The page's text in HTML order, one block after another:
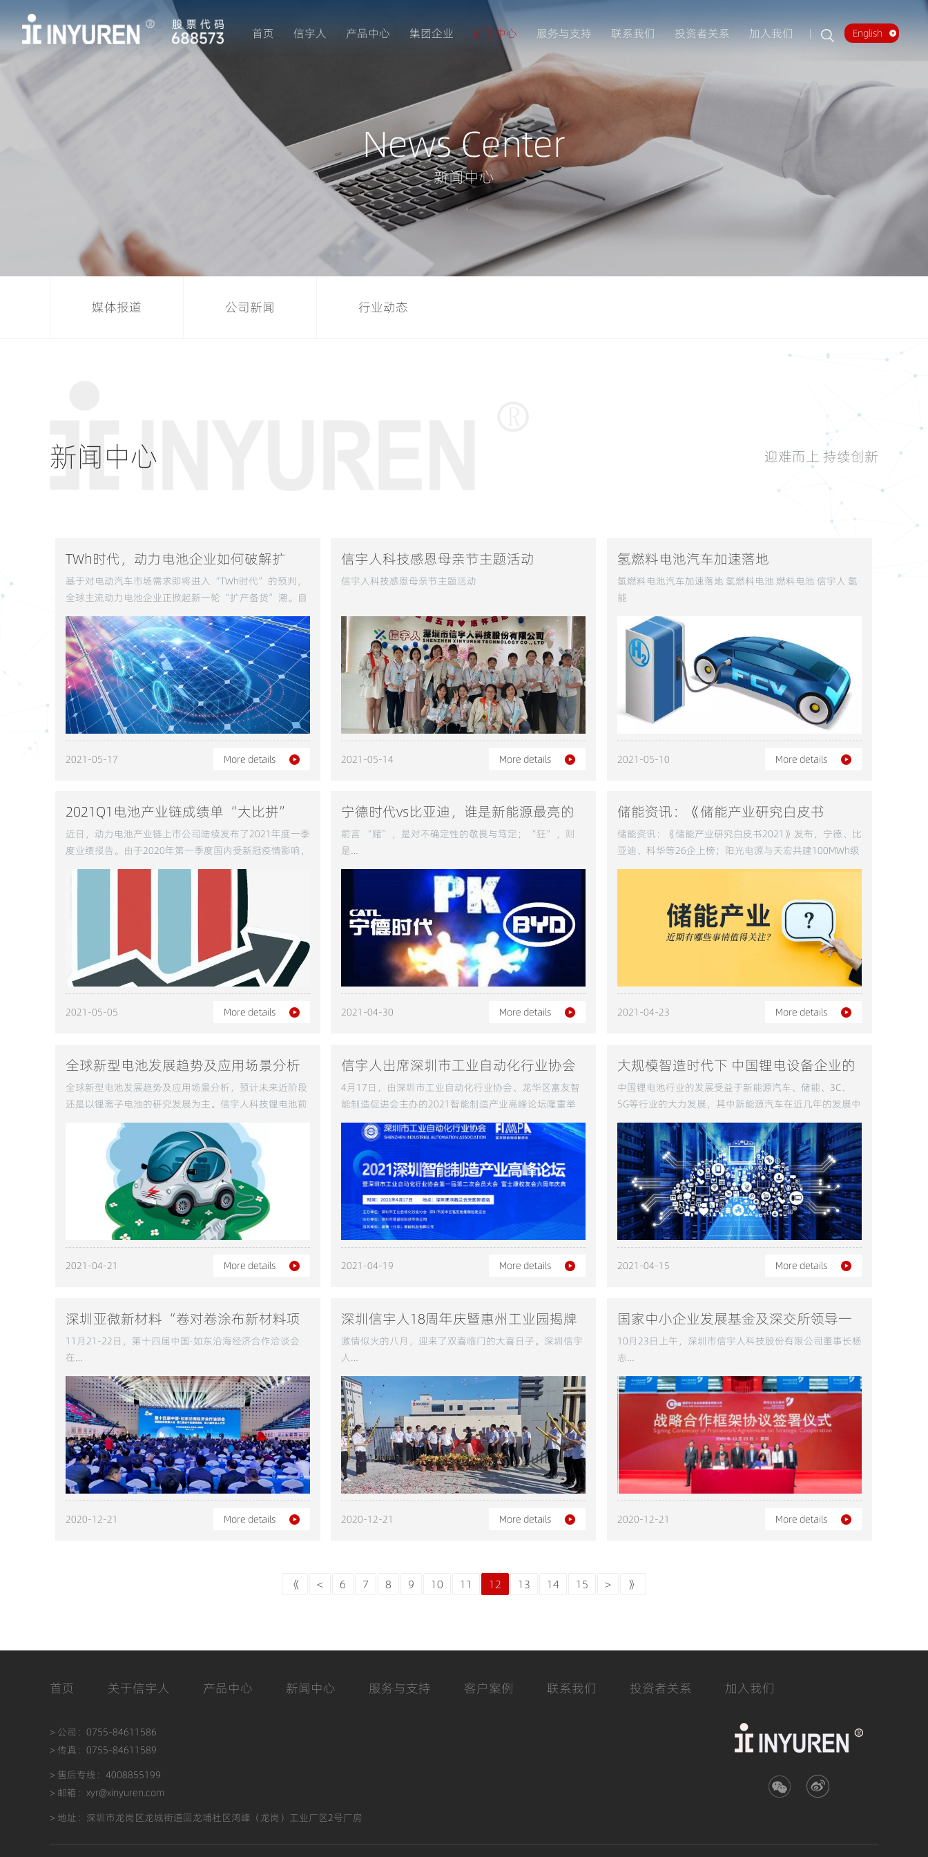
English
首页 信宇人 产品中心 集团企业 新闻中心 服务与支持 联系我们 投资者关系 加入我们
News Center
新闻中心
媒体报道 公司新闻 行业动态
新闻中心 迎难而上 持续创新
TWh时代，动力电池企业如何破解扩
产“困局”？
基于对电动汽车市场需求即将进入“TWh时代”的预判，
全球主流动力电池企业正掀起新一轮“扩产备货”潮。自
2020年下半年以来，宁德时代、LG新能源、比亚迪、亿
纬锂能、中航锂电、蜂巢能源、远景AESC等动力电池企业
悉数斥资数百亿元，在全球进行动力电池项目布局。
2021-05-17 More details
信宇人科技感恩母亲节主题活动
信宇人科技感恩母亲节主题活动
2021-05-14 More details
氢燃料电池汽车加速落地
氢燃料电池汽车加速落地 氢燃料电池 燃料电池 信宇人 氢
能
2021-05-10 More details
2021Q1电池产业链成绩单“大比拼”
近日，动力电池产业链上市公司陆续发布了2021年度一季
度业绩报告。由于2020年第一季度国内受新冠疫情影响，
多数产业被迫停产，业绩数据较差，因而在国内经济得到
稳健恢复的2021年，锂电产业链上市公司绝大多数业绩出
2021-05-05 More details
宁德时代vs比亚迪，谁是新能源最亮的
星？
前言 “赌”，是对不确定性的敬畏与笃定；“狂”，则
是…
2021-04-30 More details
储能资讯：《储能产业研究白皮书
2021》发布，宁德、比亚迪、科华等26
企上榜；阳光电源与天宏共建100MWh
级储能实证基地
储能资讯：《储能产业研究白皮书2021》发布，宁德、比
亚迪、科华等26企上榜；阳光电源与天宏共建100MWh级
储能实证基地
2021-04-23 More details
全球新型电池发展趋势及应用场景分析
全球新型电池发展趋势及应用场景分析，预计未来近阶段
还是以锂离子电池的研究发展为主。信宇人科技锂电池前
段、中段自动化设备智能制造解决方案。
2021-04-21 More details
信宇人出席深圳市工业自动化行业协会
2021智能制造产业高峰论坛暨首届二次
会员大会
4月17日，由深圳市工业自动化行业协会、龙华区富友智
能制造促进会主办的2021智能制造产业高峰论坛隆重举
行！协会发起人之一信宇人科技出席本次论坛会议并与参
会企业代表深入交流。来自智能制造产业的诸多行业专家
分享了各自研究领域的成果报告。信宇人科技践行工业自
动化已有19年的历程。尤其在新能源锂电池自动化智能设
备方面，覆盖前段涂布、辊压、分切、中段自动化烘烤线
以及电芯组装自动化线等。
2021-04-19 More details
大规模智造时代下 中国锂电设备企业的
新机遇
中国锂电池行业的发展受益于新能源汽车、储能、3C、
5G等行业的大力发展，其中新能源汽车在近几年的发展中
属于爆发式增长。这种引擎将中国锂电设备市场规模推到
了新的高度。
2021-04-15 More details
深圳亚微新材料“卷对卷涂布新材料项
目”在江苏成功签约
11月21-22日，第十四届中国·如东沿海经济合作洽谈会
在…
2020-12-21 More details
深圳信宇人18周年庆暨惠州工业园揭牌
仪式隆重举行
激情似火的八月，迎来了双喜临门的大喜日子。深圳信宇
人…
2020-12-21 More details
国家中小企业发展基金及深交所领导一
行到深圳信宇人参观考察
10月23日上午，深圳市信宇人科技股份有限公司董事长杨
志…
2020-12-21 More details
《 < 6 7 8 9 10 11 12 13 14 15 > 》
首页 关于信宇人 产品中心 新闻中心 服务与支持 客户案例 联系我们 投资者关系 加入我们
> 公司：0755-84611586
> 传真：0755-84611589
> 售后专线：4008855199
> 邮箱：xyr@xinyuren.com
> 地址：深圳市龙岗区龙城街道回龙埔社区鸿峰（龙岗）工业厂区2号厂房